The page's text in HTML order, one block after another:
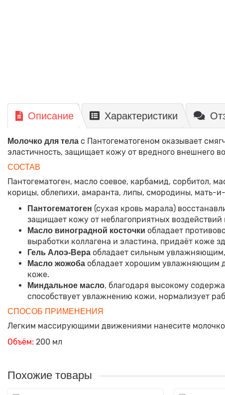
Описание Характеристики
Молочко для тела с Пантогематогеном оказывает
эластичность, защищает кожу от вредного внешнего
СОСТАВ
Пантогематоген, масло соевое, карбамид, сорбитол,
корицы, облепихи, амаранта, липы, смородины, мать-
Пантогематоген (сухая кровь марала)
защищает кожу от неблагоприятных
Масло виноградной косточки обладает
выработки коллагена и эластина, придаёт коже
Гель Алоэ-Вера обладает сильным
Масло жожоба обладает хорошим увлажняющим
коже.
Миндальное масло, благодаря высокому
способствует увлажнению кожи, нормализует
СПОСОБ ПРИМЕНЕНИЯ
Легким массирующими движениями нанесите
Объём: 200 мл
Похожие товары